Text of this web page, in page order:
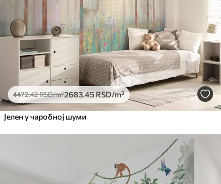
4472.42RSD/m²2683 .45 RSD/m²
Јелен у чаробној шуми